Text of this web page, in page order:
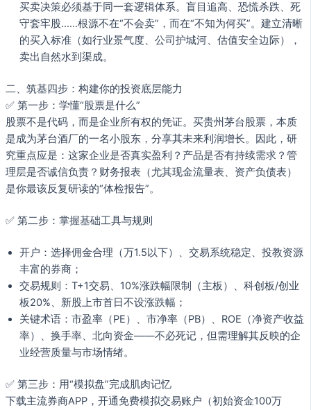
买卖决策必须基于同一套逻辑体系。盲目追高、恐慌杀跌、死
守套牢股……根源不在“不会卖”，而在“不知为何买”。建立清晰
的买入标准（如行业景气度、公司护城河、估值安全边际），
卖出自然水到渠成。
二、筑基四步：构建你的投资底层能力
✅ 第一步：学懂“股票是什么”
股票不是代码，而是企业所有权的凭证。买贵州茅台股票，本质
是成为茅台酒厂的一名小股东，分享其未来利润增长。因此，研
究重点应是：这家企业是否真实盈利？产品是否有持续需求？管
理层是否诚信负责？财务报表（尤其现金流量表、资产负债表）
是你最该反复研读的“体检报告”。
✅ 第二步：掌握基础工具与规则
开户：选择佣金合理（万1.5以下）、交易系统稳定、投教资源
丰富的券商；
交易规则：T+1交易、10%涨跌幅限制（主板）、科创板/创业
板20%、新股上市首日不设涨跌幅；
关键术语：市盈率（PE）、市净率（PB）、ROE（净资产收益
率）、换手率、北向资金——不必死记，但需理解其反映的企
业经营质量与市场情绪。
✅ 第三步：用“模拟盘”完成肌肉记忆
下载主流券商APP，开通免费模拟交易账户（初始资金100万